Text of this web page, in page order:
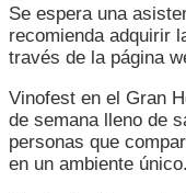
Se espera una
recomienda adquirir
través de la página
Vinofest en el Gran
de semana lleno de
personas que
en un ambiente único.